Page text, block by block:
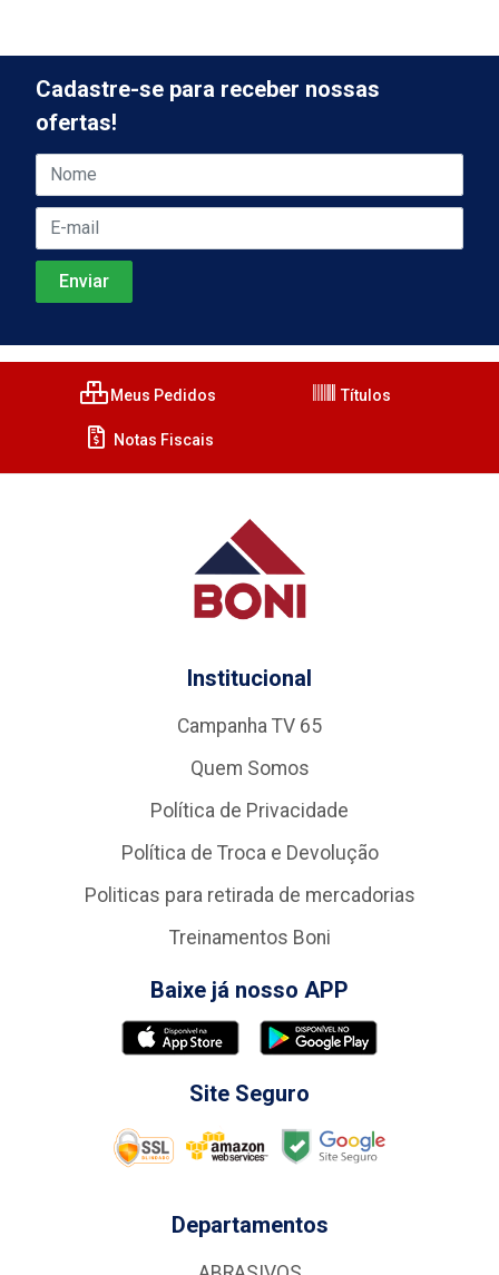
Cadastre-se para receber nossas
ofertas!
Meus Pedidos Títulos
Notas Fiscais
Institucional
Campanha TV 65
Quem Somos
Política de Privacidade
Política de Troca e Devolução
Politicas para retirada de mercadorias
Treinamentos Boni
Baixe já nosso APP
Site Seguro
Departamentos